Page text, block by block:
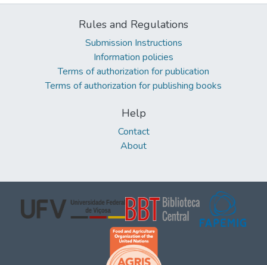
Rules and Regulations
Submission Instructions
Information policies
Terms of authorization for publication
Terms of authorization for publishing books
Help
Contact
About